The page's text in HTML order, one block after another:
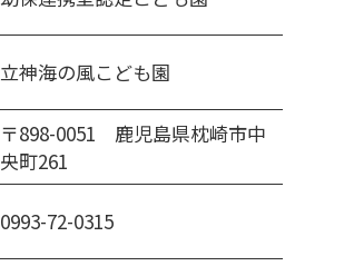
立神海の風こども園
〒898-0051 鹿児島県枕崎市中
央町261
0993-72-0315